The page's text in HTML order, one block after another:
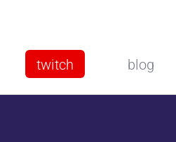
twitch blog